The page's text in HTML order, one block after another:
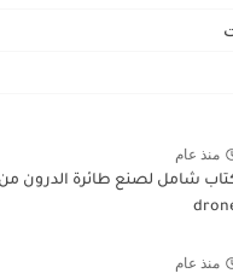
منذ عام
شامل لصنع طائرة الدرون من
منذ عام